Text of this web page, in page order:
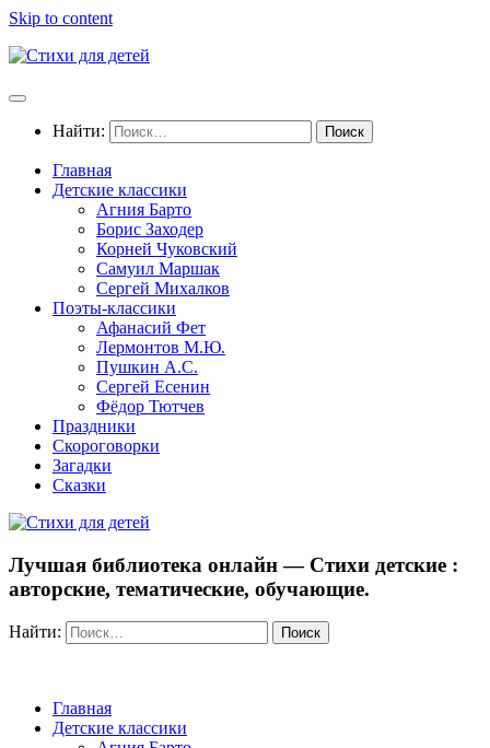
Skip to content
Найти:
Главная
Детские классики
Агния Барто
Борис Заходер
Корней Чуковский
Самуил Маршак
Сергей Михалков
Поэты-классики
Афанасий Фет
Лермонтов М.Ю.
Пушкин А.С.
Сергей Есенин
Фёдор Тютчев
Праздники
Скороговорки
Загадки
Сказки
Лучшая библиотека онлайн — Стихи детские :
авторские, тематические, обучающие.
Найти:
Главная
Детские классики